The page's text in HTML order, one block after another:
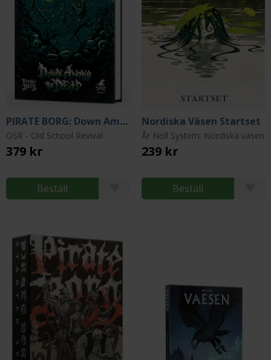
PIRATE BORG: Down Among the Dead
OSR - Old School Revival
379 kr
Beställ
Nordiska Väsen Startset
År Noll System: Nordiska väsen
239 kr
Beställ